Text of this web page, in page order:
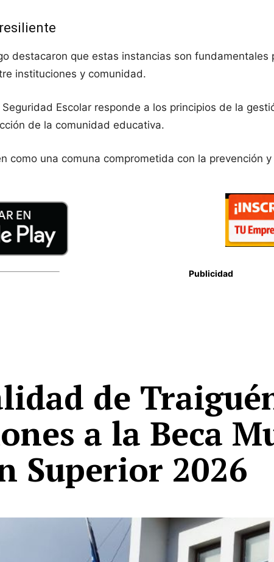
destacaron que estas instancias son
instituciones y comunidad.
Escolar responde a los principios de la
de la comunidad educativa.
como una comuna comprometida con la
Publicidad